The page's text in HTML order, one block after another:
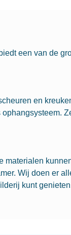
een van de
en
materialen
Wij doen er
kunt